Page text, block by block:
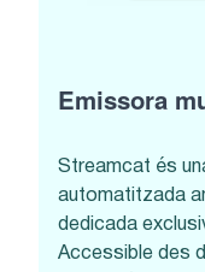
Emissora
Streamcat és
automatitzada
dedicada
Accessible des